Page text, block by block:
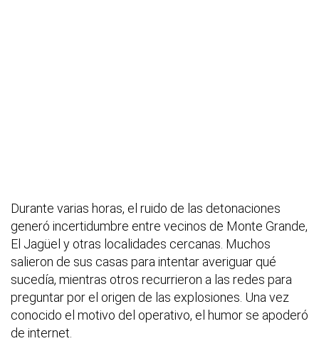
Durante varias horas, el ruido de las detonaciones
generó incertidumbre entre vecinos de Monte Grande,
El Jagüel y otras localidades cercanas. Muchos
salieron de sus casas para intentar averiguar qué
sucedía, mientras otros recurrieron a las redes para
preguntar por el origen de las explosiones. Una vez
conocido el motivo del operativo, el humor se apoderó
de internet.